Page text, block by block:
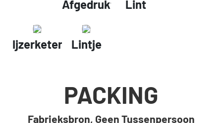
Afgedrukt
Lint
Ijzerketen Lintje
PACKING
Fabrieksbron, Geen Tussenpersoon